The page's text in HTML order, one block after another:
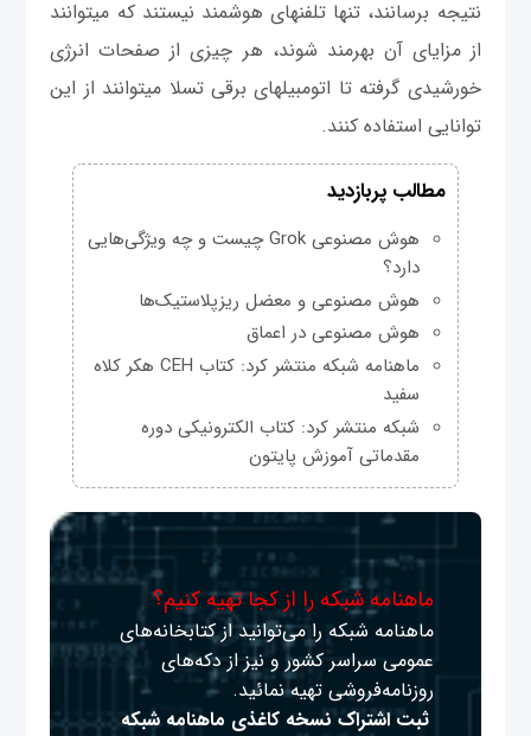
نتیجه برسانند، تنها تلفن‎های هوشمند نیستند که می‎توانند
از مزایای آن بهرمند شوند، هر چیزی از صفحات انرژی
خورشیدی گرفته تا اتومبیل‎های برقی تسلا می‎توانند از این
توانایی استفاده کنند.
مطالب پربازدید
هوش مصنوعی Grok چیست و چه ویژگی‌هایی
دارد؟
هوش مصنوعی و معضل ریزپلاستیک‌ها
هوش مصنوعی در اعماق
ماهنامه شبکه منتشر کرد: کتاب CEH هکر کلاه
سفید
شبکه منتشر کرد: کتاب الکترونیکی دوره
مقدماتی آموزش پایتون
ماهنامه شبکه را از کجا تهیه کنیم؟
ماهنامه شبکه را می‌توانید از کتابخانه‌های
عمومی سراسر کشور و نیز از دکه‌های
روزنامه‌فروشی تهیه نمائید.
ثبت اشتراک نسخه کاغذی ماهنامه شبکه